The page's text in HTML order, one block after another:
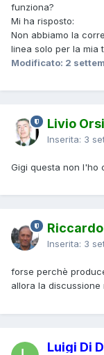
funziona?
Mi ha risposto:
Non abbiamo la
linea solo per la mia
Modificato: 2
Livio
Inserita: 3
Gigi questa non l'ho
Inserita: 3
forse perchè
allora la
Luigi Di